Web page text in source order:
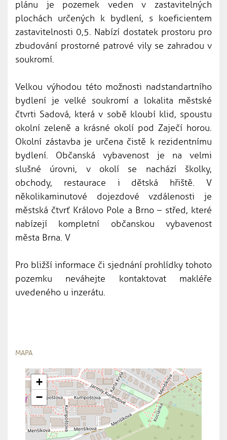
plánu je pozemek veden v zastavitelných
plochách určených k bydlení, s koeficientem
zastavitelnosti 0,5. Nabízí dostatek prostoru pro
zbudování prostorné patrové vily se zahradou v
soukromí.
Velkou výhodou této možnosti nadstandartního
bydlení je velké soukromí a lokalita městské
čtvrti Sadová, která v sobě kloubí klid, spoustu
okolní zeleně a krásné okolí pod Zaječí horou.
Okolní zástavba je určena čistě k rezidentnímu
bydlení. Občanská vybavenost je na velmi
slušné úrovni, v okolí se nachází školky,
obchody, restaurace i dětská hřiště. V
několikaminutové dojezdové vzdálenosti je
městská čtvrť Královo Pole a Brno – střed, které
nabízejí kompletní občanskou vybavenost
města Brna. V
Pro bližší informace či sjednání prohlídky tohoto
pozemku neváhejte kontaktovat makléře
uvedeného u inzerátu.
MAPA
+
−